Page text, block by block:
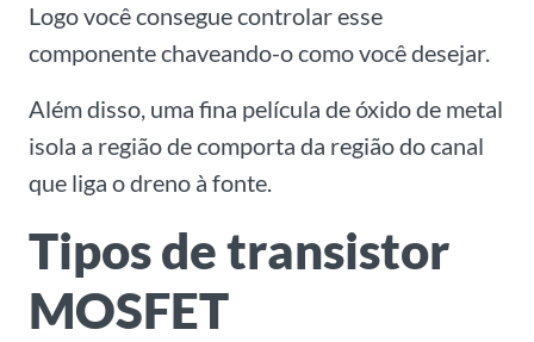
Logo você consegue controlar esse
componente chaveando-o como você desejar.
Além disso, uma fina película de óxido de metal
isola a região de comporta da região do canal
que liga o dreno à fonte.
Tipos de transistor
MOSFET